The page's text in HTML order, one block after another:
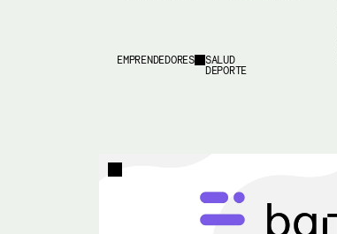
EMPRENDEDORES
SALUD
DEPORTE